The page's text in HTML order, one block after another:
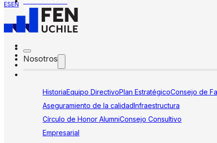
ESEN
Nosotros
HistoriaEquipo DirectivoPlan EstratégicoConsejo de
Aseguramiento de la calidadInfraestructura
Círculo de Honor AlumniConsejo Consultivo
Empresarial